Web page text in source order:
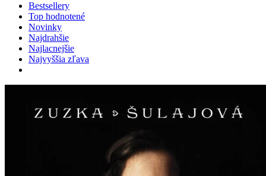
Bestsellery
Top hodnotené
Novinky
Najdrahšie
Najlacnejšie
Najvyššia zľava